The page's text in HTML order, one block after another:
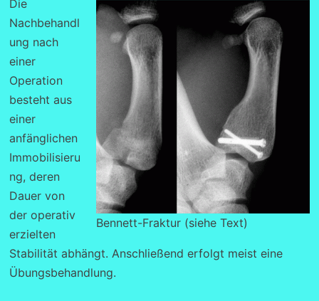
Bennett-Fraktur (siehe Text)
Die
Nachbehandl
ung nach
einer
Operation
besteht aus
einer
anfänglichen
Immobilisieru
ng, deren
Dauer von
der operativ
erzielten
Stabilität abhängt. Anschließend erfolgt meist eine
Übungsbehandlung.